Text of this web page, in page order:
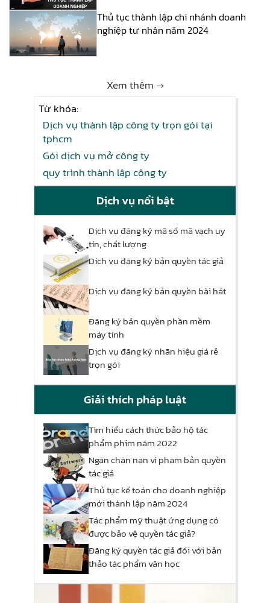
Thủ tục thành lập chi nhánh doanh
nghiệp tư nhân năm 2024
Xem thêm →
Từ khóa:
Dịch vụ thành lập công ty trọn gói tại
tphcm
Gói dịch vụ mở công ty
quy trình thành lập công ty
Dịch vụ nổi bật
Dịch vụ đăng ký mã số mã vạch uy
tín, chất lượng
Dịch vụ đăng ký bản quyền tác giả
Dịch vụ đăng ký bản quyền bài hát
Đăng ký bản quyền phần mềm
máy tính
Dịch vụ đăng ký nhãn hiệu giá rẻ
trọn gói
Giải thích pháp luật
Tìm hiểu cách thức bảo hộ tác
phẩm phim năm 2022
Ngăn chặn nạn vi phạm bản quyền
tác giả
Thủ tục kế toán cho doanh nghiệp
mới thành lập năm 2024
Tác phẩm mỹ thuật ứng dụng có
được bảo vệ quyền tác giả?
Đăng ký quyền tác giả đối với bản
thảo tác phẩm văn học